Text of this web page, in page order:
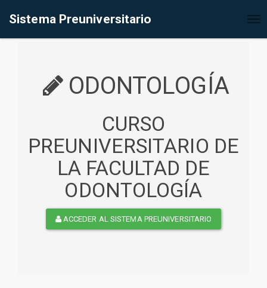
Sistema Preuniversitario
ODONTOLOGÍA
CURSO
PREUNIVERSITARIO DE
LA FACULTAD DE
ODONTOLOGÍA
ACCEDER AL SISTEMA PREUNIVERSITARIO